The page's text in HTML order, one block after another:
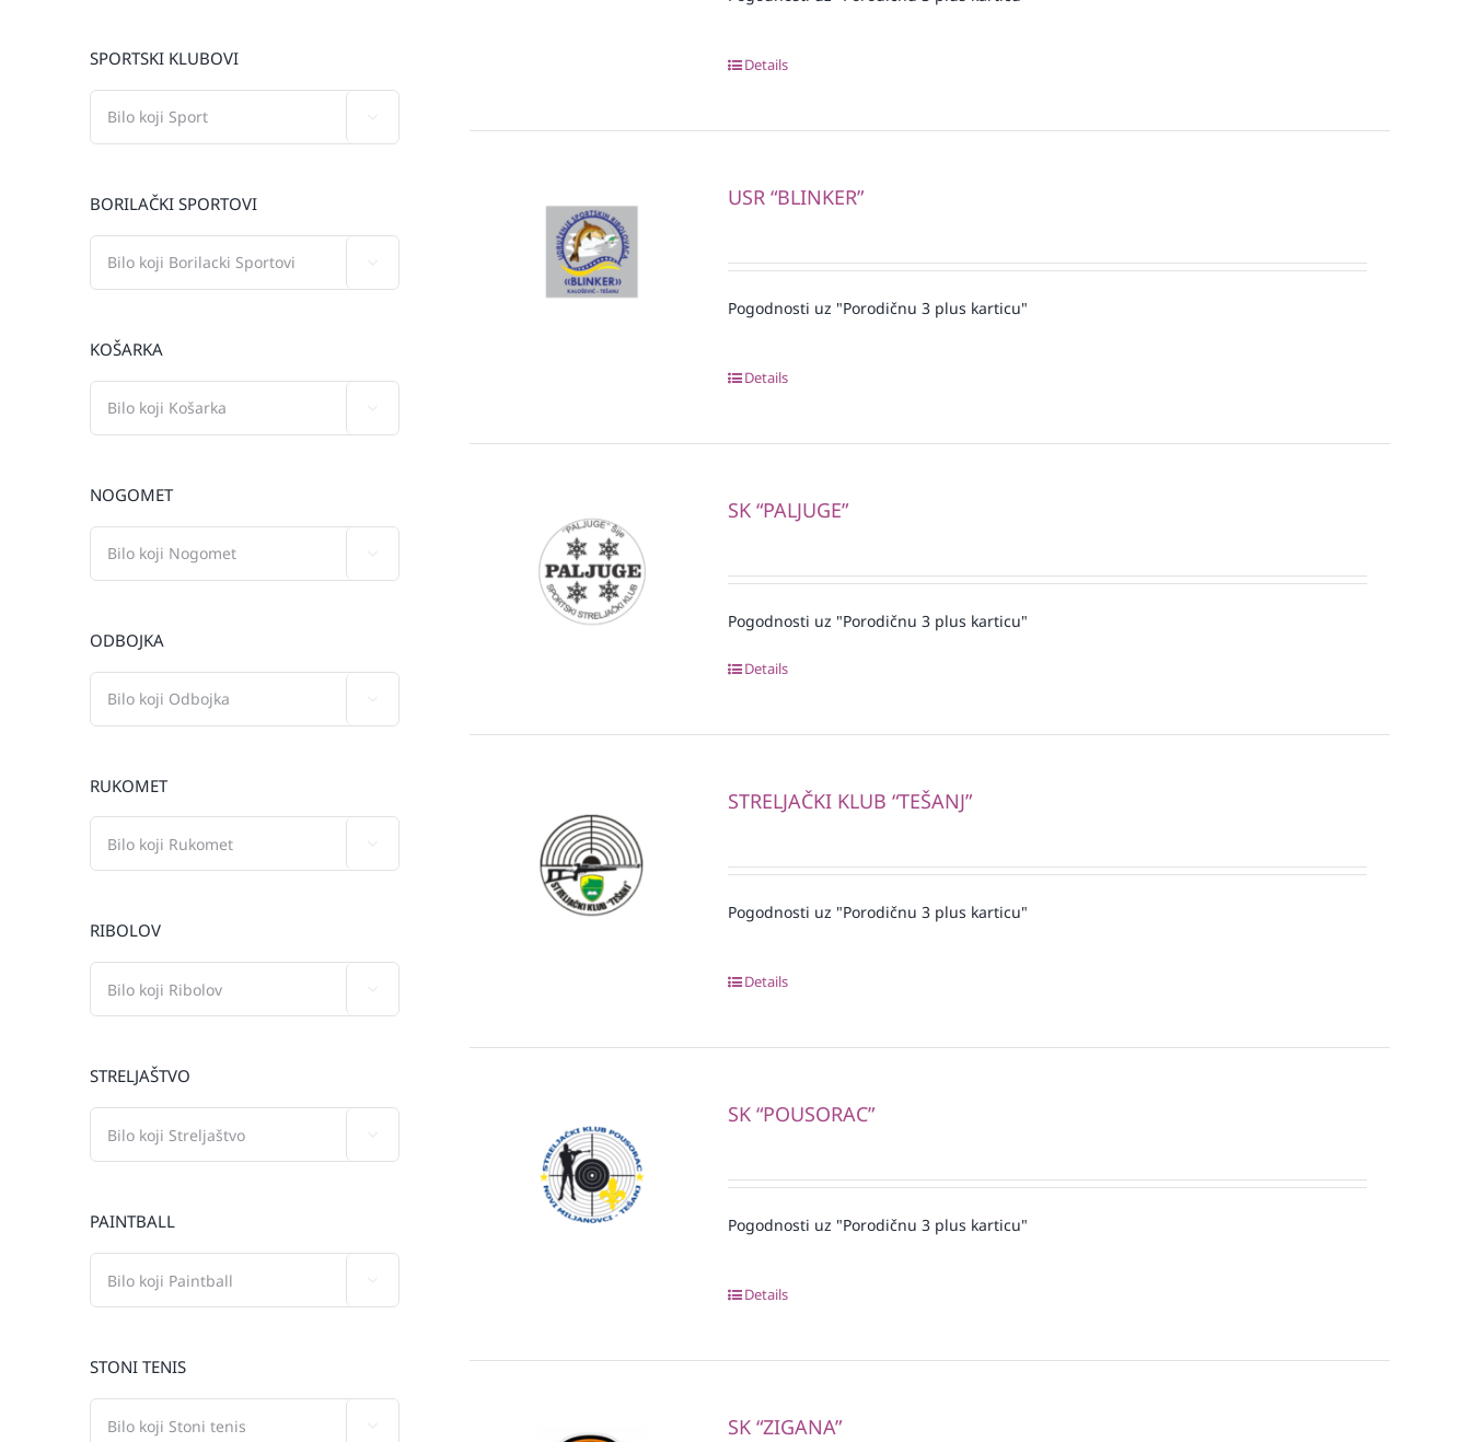
Details
USR “BLINKER”
Pogodnosti uz "Porodičnu 3 plus karticu"
Details
SK “PALJUGE”
Pogodnosti uz "Porodičnu 3 plus karticu"
Details
STRELJAČKI KLUB “TEŠANJ”
Pogodnosti uz "Porodičnu 3 plus karticu"
Details
SK “POUSORAC”
Pogodnosti uz "Porodičnu 3 plus karticu"
Details
SK “ZIGANA”
SPORTSKI KLUBOVI
BORILAČKI SPORTOVI
KOŠARKA
NOGOMET
ODBOJKA
RUKOMET
RIBOLOV
STRELJAŠTVO
PAINTBALL
STONI TENIS